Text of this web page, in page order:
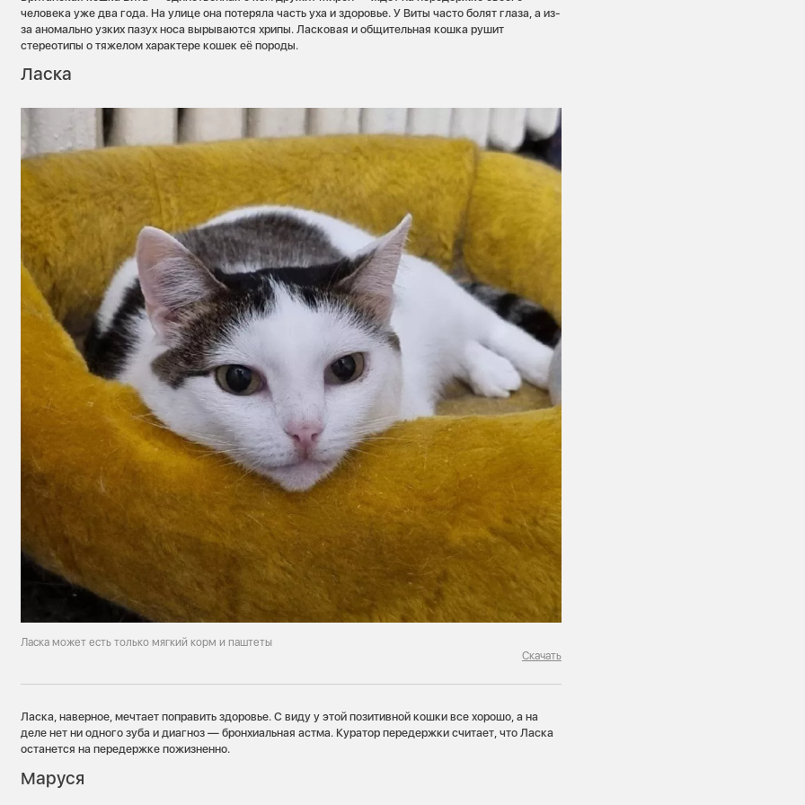
человека уже два года. На улице она потеряла часть уха и здоровье. У Виты часто болят глаза, а из-
за аномально узких пазух носа вырываются хрипы. Ласковая и общительная кошка рушит
стереотипы о тяжелом характере кошек её породы.
Ласка
Ласка может есть только мягкий корм и паштеты
Скачать
Ласка, наверное, мечтает поправить здоровье. С виду у этой позитивной кошки все хорошо, а на
деле нет ни одного зуба и диагноз — бронхиальная астма. Куратор передержки считает, что Ласка
останется на передержке пожизненно.
Маруся